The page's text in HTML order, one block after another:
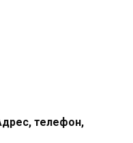
телефон,